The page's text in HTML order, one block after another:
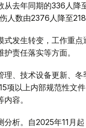
去年同期的336人降
人数由2376人降至
发生转变，工作重
责任落实等方面。
、技术设备更新、
项以上内部规范性文
容。
析。自2025年11月